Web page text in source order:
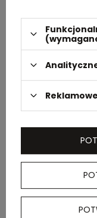
produktu
PAKOWANIE
Wymiary
kartonu
zewnętrznego
OPIS